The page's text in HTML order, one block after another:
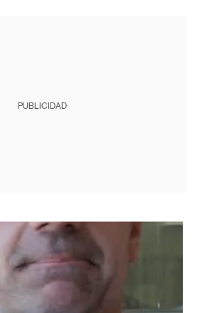
PUBLICIDAD